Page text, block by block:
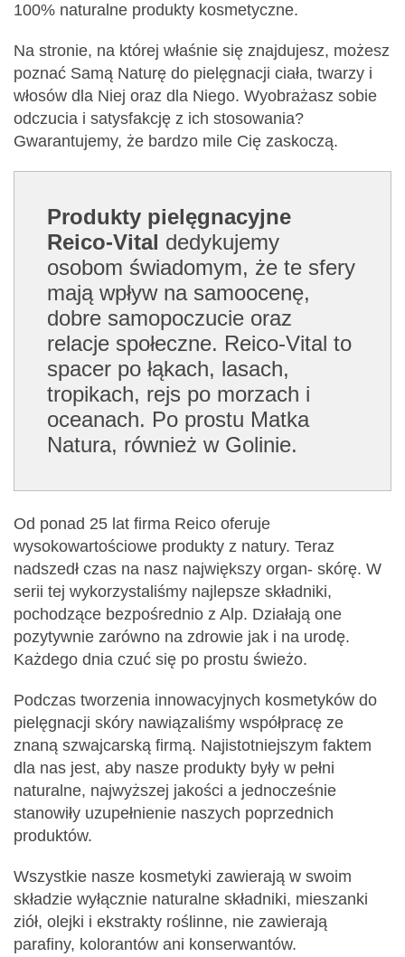
100% naturalne produkty kosmetyczne.
Na stronie, na której właśnie się znajdujesz, możesz
poznać Samą Naturę do pielęgnacji ciała, twarzy i
włosów dla Niej oraz dla Niego. Wyobrażasz sobie
odczucia i satysfakcję z ich stosowania?
Gwarantujemy, że bardzo mile Cię zaskoczą.
Produkty pielęgnacyjne
Reico-Vital dedykujemy
osobom świadomym, że te sfery
mają wpływ na samoocenę,
dobre samopoczucie oraz
relacje społeczne. Reico-Vital to
spacer po łąkach, lasach,
tropikach, rejs po morzach i
oceanach. Po prostu Matka
Natura, również w Golinie.
Od ponad 25 lat firma Reico oferuje
wysokowartościowe produkty z natury. Teraz
nadszedł czas na nasz największy organ- skórę. W
serii tej wykorzystaliśmy najlepsze składniki,
pochodzące bezpośrednio z Alp. Działają one
pozytywnie zarówno na zdrowie jak i na urodę.
Każdego dnia czuć się po prostu świeżo.
Podczas tworzenia innowacyjnych kosmetyków do
pielęgnacji skóry nawiązaliśmy współpracę ze
znaną szwajcarską firmą. Najistotniejszym faktem
dla nas jest, aby nasze produkty były w pełni
naturalne, najwyższej jakości a jednocześnie
stanowiły uzupełnienie naszych poprzednich
produktów.
Wszystkie nasze kosmetyki zawierają w swoim
składzie wyłącznie naturalne składniki, mieszanki
ziół, olejki i ekstrakty roślinne, nie zawierają
parafiny, kolorantów ani konserwantów.